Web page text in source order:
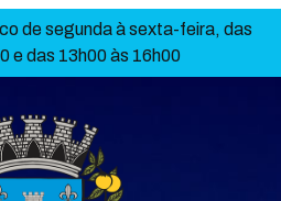
de segunda à sexta-feira, das
e das 13h00 às 16h00